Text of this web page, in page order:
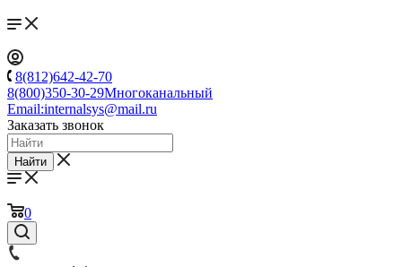
8(812)642-42-70
8(800)350-30-29Многоканальный
Email:internalsys@mail.ru
Заказать звонок
Найти
0